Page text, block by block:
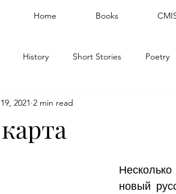
Home Books
History Short Stories Poetry
2021 2 min read
новый